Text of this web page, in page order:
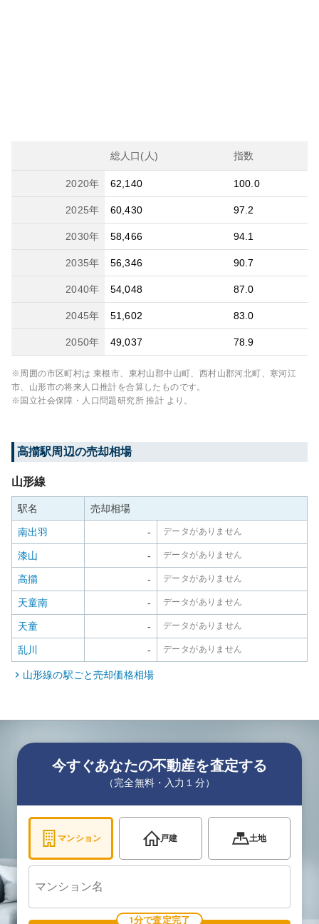
総人口(人) 指数
2020年 62,140 100.0
2025年 60,430 97.2
2030年 58,466 94.1
2035年 56,346 90.7
2040年 54,048 87.0
2045年 51,602 83.0
2050年 49,037 78.9
※周囲の市区町村は 東根市、東村山郡中山町、西村山郡河北町、寒河江
市、山形市の将来人口推計を合算したものです。
※国立社会保障・人口問題研究所 推計 より。
高擶駅周辺の売却相場
山形線
駅名 売却相場
南出羽 - データがありません
漆山 - データがありません
高擶 - データがありません
天童南 - データがありません
天童 - データがありません
乱川 - データがありません
山形線の駅ごと売却価格相場
今すぐあなたの不動産を査定する
（完全無料・入力１分）
マンション 戸建 土地
1分で査定完了